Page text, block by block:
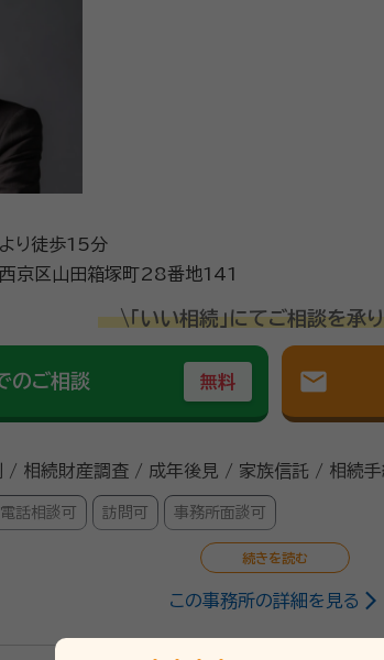
より徒歩15分
京区山田箱塚町28番地141
\「いい相続」にてご相談を承
のご相談 無料 mail
/ 相続財産調査 / 成年後見 / 家族信託 / 相続
電話相談可 訪問可 事務所面談可
この事務所の詳細を見る